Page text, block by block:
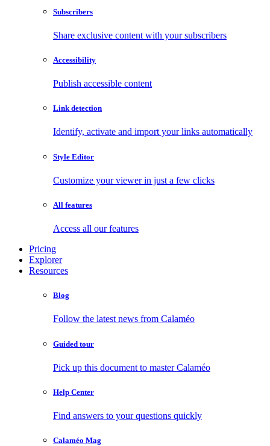
Subscribers
Share exclusive content with your subscribers
Accessibility
Publish accessible content
Link detection
Identify, activate and import your links automatically
Style Editor
Customize your viewer in just a few clicks
All features
Access all our features
Pricing
Explorer
Resources
Blog
Follow the latest news from Calaméo
Guided tour
Pick up this document to master Calaméo
Help Center
Find answers to your questions quickly
Calaméo Mag